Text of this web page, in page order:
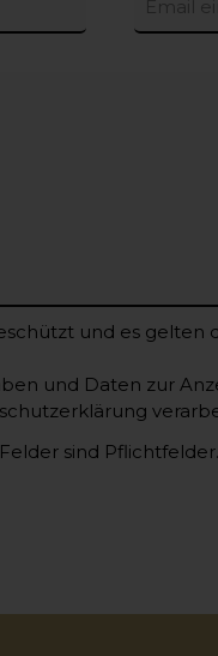
und es gelten
und Daten zur
sind Pflichtfelder.